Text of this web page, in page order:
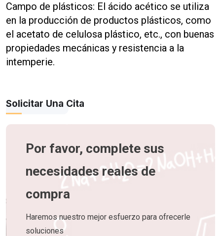
Campo de plásticos: El ácido acético se utiliza
en la producción de productos plásticos, como
el acetato de celulosa plástico, etc., con buenas
propiedades mecánicas y resistencia a la
intemperie.
Solicitar Una Cita
Por favor, complete sus
necesidades reales de
compra
Haremos nuestro mejor esfuerzo para ofrecerle
soluciones